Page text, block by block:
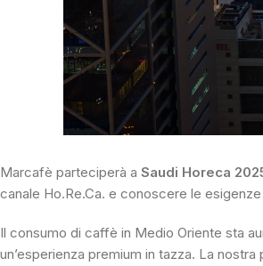
Marcafè parteciperà a Saudi Horeca
canale Ho.Re.Ca. e conoscere le
Il consumo di caffè in Medio Oriente sta
un’esperienza premium in tazza. La